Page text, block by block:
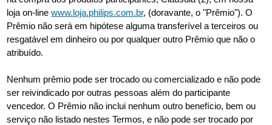
loja on-linewww.loja.philips.com.br, (doravante, o "Prêmio"). O
Prêmio não será em hipótese alguma transferível a terceiros ou
resgatável em dinheiro ou por qualquer outro Prêmio que não o
atribuído.
Nenhum prêmio pode ser trocado ou comercializado e não pode
ser reivindicado por outras pessoas além do participante
vencedor. O Prêmio não inclui nenhum outro benefício, bem ou
serviço não listado nestes Termos, e não pode ser trocado por